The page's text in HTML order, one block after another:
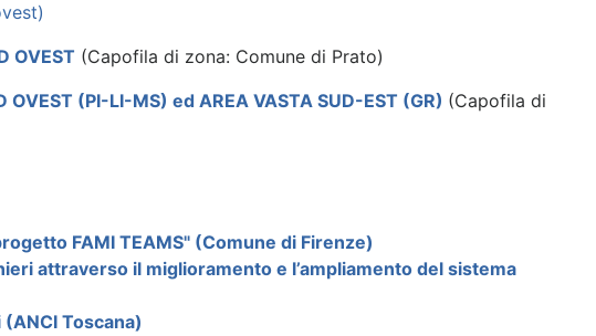
OVEST (Capofila di zona: Comune di Prato)
OVEST (PI-LI-MS) ed AREA VASTA SUD-EST (GR) (Capofila di
FAMI TEAMS" (Comune di Firenze)
attraverso il miglioramento e l’ampliamento del sistema
Toscana)